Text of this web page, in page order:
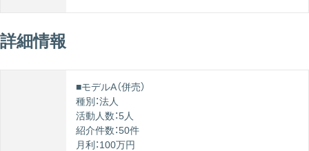
詳細情報
■モデルA（併売）
種別：法人
活動人数：5人
紹介件数：50件
月利：100万円